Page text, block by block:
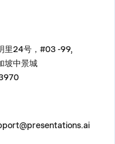
里24号，#03 -99,
坡中景城